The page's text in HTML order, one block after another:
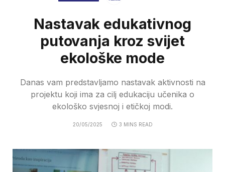
Nastavak edukativnog
putovanja kroz svijet
ekološke mode
Danas vam predstavljamo nastavak aktivnosti na
projektu koji ima za cilj edukaciju učenika o
ekološko svjesnoj i etičkoj modi.
20/05/2025 3 MINS READ